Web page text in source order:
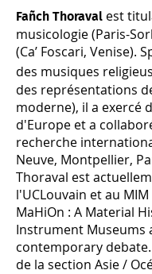
Fañch Thoraval est
musicologie (Paris-
(Ca’ Foscari, Venise).
des musiques
des représentations
moderne), il a exercé
d'Europe et a
recherche
Neuve, Montpellier,
Thoraval est
l'UCLouvain et au
MaHiOn : A Material
Instrument Museums
contemporary
de la section Asie /